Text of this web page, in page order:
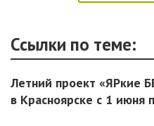
Ссылки по теме:
Летний проект «ЯРкие
в Красноярске с 1 июня